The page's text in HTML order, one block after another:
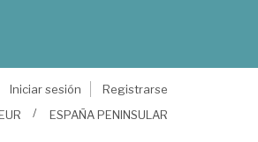
Iniciar sesión
Registrarse
ESPAÑA PENINSULAR